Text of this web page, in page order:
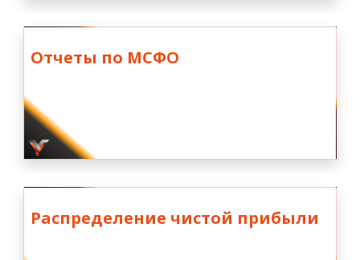
Отчеты по МСФО
Распределение чистой прибыли